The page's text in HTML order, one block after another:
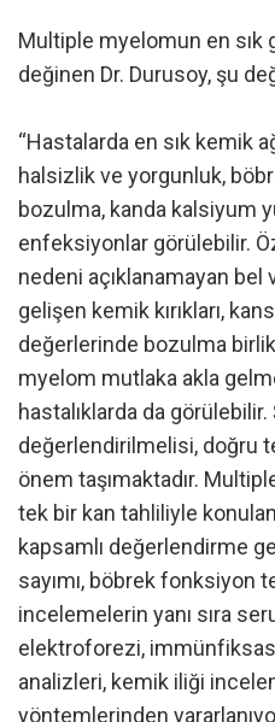
Multiple myelomun en sık
değinen Dr. Durusoy, şu
“Hastalarda en sık kemik
halsizlik ve yorgunluk,
bozulma, kanda kalsiyum
enfeksiyonlar görülebilir.
nedeni açıklanamayan bel
gelişen kemik kırıkları,
değerlerinde bozulma
myelom mutlaka akla
hastalıklarda da
değerlendirilmelisi, doğru
önem taşımaktadır.
tek bir kan tahliliyle
kapsamlı değerlendirme
sayımı, böbrek fonksiyon
incelemelerin yanı sıra
elektroforezi,
analizleri, kemik iliği
yöntemlerinden